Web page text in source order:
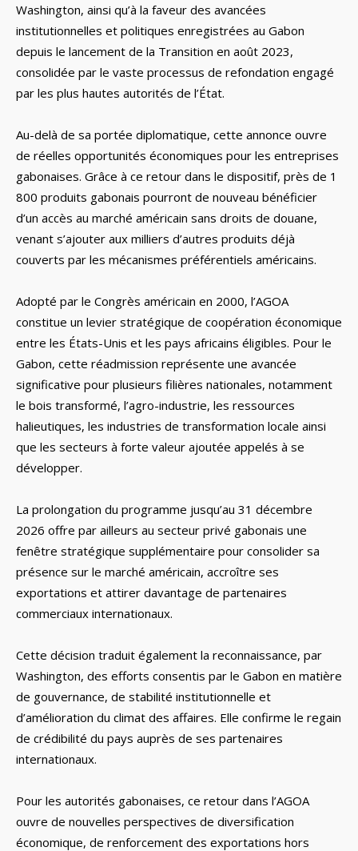
Washington, ainsi qu’à la faveur des avancées
institutionnelles et politiques enregistrées au Gabon
depuis le lancement de la Transition en août 2023,
consolidée par le vaste processus de refondation engagé
par les plus hautes autorités de l’État.
Au-delà de sa portée diplomatique, cette annonce ouvre
de réelles opportunités économiques pour les entreprises
gabonaises. Grâce à ce retour dans le dispositif, près de 1
800 produits gabonais pourront de nouveau bénéficier
d’un accès au marché américain sans droits de douane,
venant s’ajouter aux milliers d’autres produits déjà
couverts par les mécanismes préférentiels américains.
Adopté par le Congrès américain en 2000, l’AGOA
constitue un levier stratégique de coopération économique
entre les États-Unis et les pays africains éligibles. Pour le
Gabon, cette réadmission représente une avancée
significative pour plusieurs filières nationales, notamment
le bois transformé, l’agro-industrie, les ressources
halieutiques, les industries de transformation locale ainsi
que les secteurs à forte valeur ajoutée appelés à se
développer.
La prolongation du programme jusqu’au 31 décembre
2026 offre par ailleurs au secteur privé gabonais une
fenêtre stratégique supplémentaire pour consolider sa
présence sur le marché américain, accroître ses
exportations et attirer davantage de partenaires
commerciaux internationaux.
Cette décision traduit également la reconnaissance, par
Washington, des efforts consentis par le Gabon en matière
de gouvernance, de stabilité institutionnelle et
d’amélioration du climat des affaires. Elle confirme le regain
de crédibilité du pays auprès de ses partenaires
internationaux.
Pour les autorités gabonaises, ce retour dans l’AGOA
ouvre de nouvelles perspectives de diversification
économique, de renforcement des exportations hors